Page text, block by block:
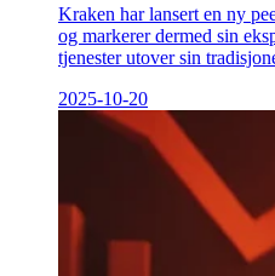
Kraken har lansert en ny
og markerer dermed sin
tjenester utover sin
2025-10-20